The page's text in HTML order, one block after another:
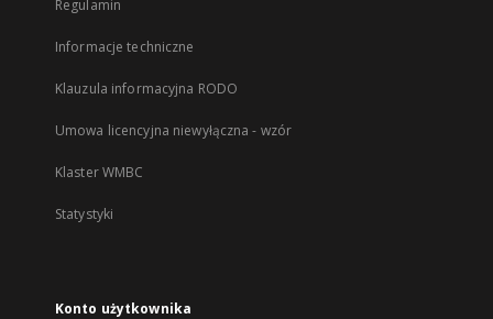
Regulamin
Informacje techniczne
Klauzula informacyjna RODO
Umowa licencyjna niewyłączna - wzór
Klaster WMBC
Statystyki
Konto użytkownika